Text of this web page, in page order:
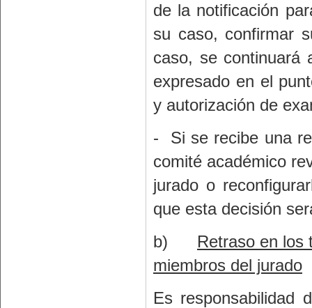
de la notificación
su caso, confirmar
caso, se continuará
expresado en el
y autorización de
- Si se recibe una
comité académico
jurado o
que esta decisión
b) Retraso en los
miembros del jurado
Es responsabilidad